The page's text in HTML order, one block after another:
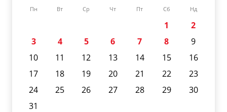
Пн Вт Ср Чт Пт Сб Нд
1
2
3
4 5 6 7 8
9
10
11 12 13 14 15
16
17
18 19 20 21 22
23
24
25 26 27 28 29
30
31